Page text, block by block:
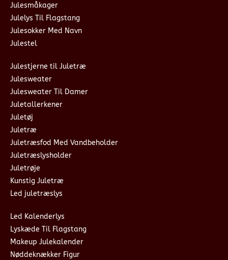
Julesmåkager
Julelys Til Flagstang
Julesokker Med Navn
Julestel
Julestjerne til Juletræ
Julesweater
Julesweater Til Damer
Juletallerkener
Juletøj
Juletræ
Juletræsfod Med Vandbeholder
Juletræslysholder
Juletrøje
Kunstig Juletræ
Led juletræslys
Led Kalenderlys
Lyskæde Til Flagstang
Makeup Julekalender
Nøddeknækker Figur